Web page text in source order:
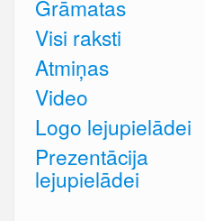
Grāmatas
Visi raksti
Atmiņas
Video
Logo lejupielādei
Prezentācija
lejupielādei